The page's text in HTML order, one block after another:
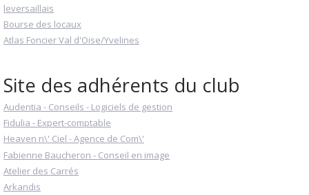
leversaillais
Bourse des locaux
Atlas Foncier Val d'Oise/Yvelines
Site des adhérents du club
Audentia - Conseils - Logiciels de gestion
Fidulia - Expert-comptable
Heaven n\' Ciel - Agence de Com\'
Fabienne Baucheron - Conseil en image
Atelier des Carrés
Arkandis